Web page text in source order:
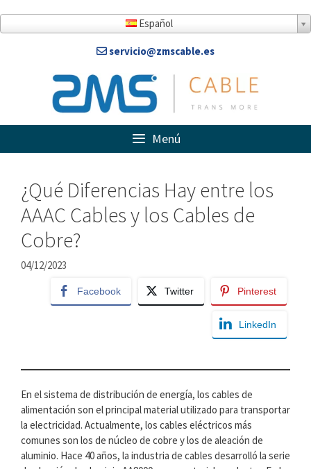
contenido
Español
servicio@zmscable.es
Menú
¿Qué Diferencias Hay entre los
AAAC Cables y los Cables de
Cobre?
04/12/2023
Facebook Twitter Pinterest
LinkedIn
En el sistema de distribución de energía, los cables de
alimentación son el principal material utilizado para transportar
la electricidad. Actualmente, los cables eléctricos más
comunes son los de núcleo de cobre y los de aleación de
aluminio. Hace 40 años, la industria de cables desarrolló la serie